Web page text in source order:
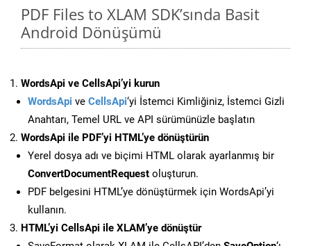
PDF Files to XLAM SDK’sında Basit
Android Dönüşümü
WordsApi ve CellsApi’yi kurun
WordsApi ve CellsApi‘yi İstemci Kimliğiniz, İstemci Gizli
Anahtarı, Temel URL ve API sürümünüzle başlatın
WordsApi ile PDF’yi HTML’ye dönüştürün
Yerel dosya adı ve biçimi HTML olarak ayarlanmış bir
ConvertDocumentRequest oluşturun.
PDF belgesini HTML’ye dönüştürmek için WordsApi’yi
kullanın.
HTML’yi CellsApi ile XLAM’ye dönüştür